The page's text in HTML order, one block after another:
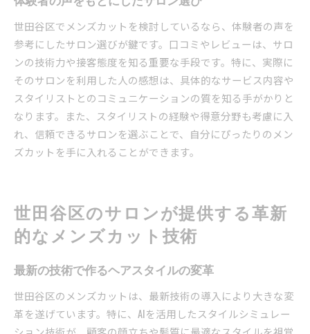
世田谷区でメンズカットを検討しているなら、体験者の声を
参考にしたサロン選びが鍵です。口コミやレビューは、サロ
ンの技術力や接客態度を知る重要な手段です。特に、実際に
そのサロンを利用した人の感想は、具体的なサービス内容や
スタイリストとのコミュニケーションの質を知る手がかりと
なります。また、スタイリストの経験や得意分野も考慮に入
れ、信頼できるサロンを選ぶことで、自分にぴったりのメン
ズカットを手に入れることができます。
世田谷区のサロンが提供する革新
的なメンズカット技術
最新の技術で作るヘアスタイルの変革
世田谷区のメンズカットは、最新技術の導入により大きな変
革を遂げています。特に、AIを活用したスタイルシミュレー